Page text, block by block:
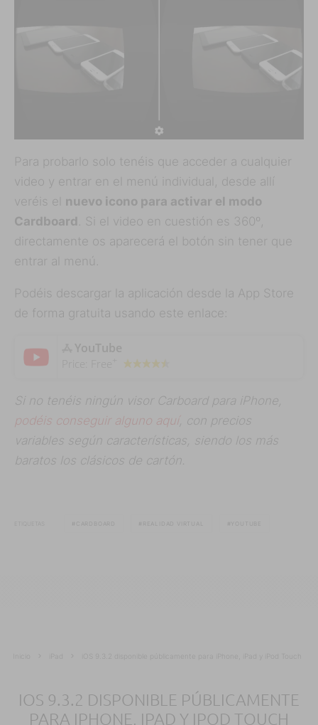
Para probarlo solo tenéis que acceder a cualquier
video y entrar en el menú individual, desde allí
veréis el nuevo icono para activar el modo
Cardboard . Si el video en cuestión es 360º,
directamente os aparecerá el botón sin tener que
entrar al menú.
Podéis descargar la aplicación desde la App Store
de forma gratuita usando este enlace:
‎YouTube
Si no tenéis ningún visor Carboard para iPhone,
podéis conseguir alguno aquí, con precios
variables según características, siendo los más
baratos los clásicos de cartón.
CARDBOARD REALIDAD VIRTUAL
iOS 9.3.2 disponible públicamente para iPhone, iPad y iPod Touch
IOS 9.3.2 DISPONIBLE PÚBLICAMENTE
PARA IPHONE, IPAD Y IPOD TOUCH